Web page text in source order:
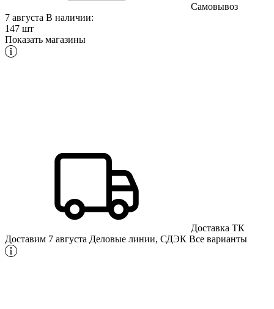
Самовывоз
7 августа В наличии:
147 шт
Показать магазины
Доставка ТК
Доставим 7 августа Деловые линии, СДЭК Все варианты